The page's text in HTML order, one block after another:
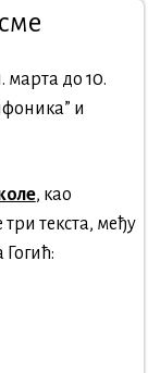
марта до 10.
и
, као
текста, међу